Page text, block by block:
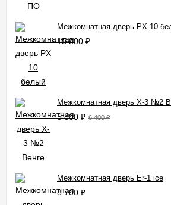
Межкомнатная дверь PX 10
15 800 ₽
Межкомнатная дверь X-3 №2
5 800 ₽ 6 400₽
Межкомнатная дверь Er-1 ice
8 700 ₽